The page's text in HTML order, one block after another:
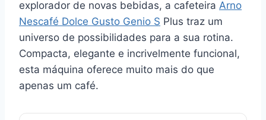
explorador de novas bebidas, a cafeteira Arno
Nescafé Dolce Gusto Genio S Plus traz um
universo de possibilidades para a sua rotina.
Compacta, elegante e incrivelmente funcional,
esta máquina oferece muito mais do que
apenas um café.